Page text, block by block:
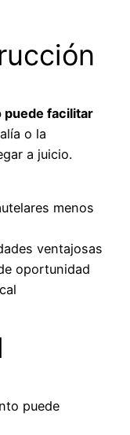
puede facilitar
o la
a juicio.
menos
ventajosas
oportunidad
puede